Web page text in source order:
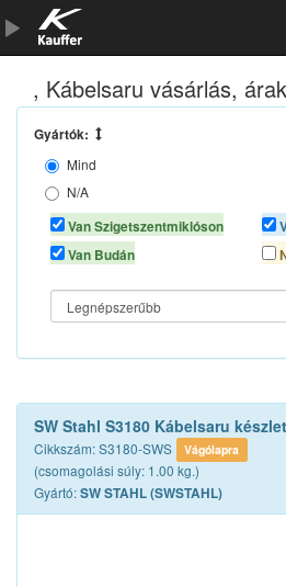
Szerszámkatalógus
Kosár
Alkatrészek
, Kábelsaru vásárlás, árak
Gyártók:
Mind
N/A
SW STAHL
Van Szigetszentmiklóson
Van Budán
SW Stahl S3180 Kábelsaru készlet
Cikkszám: S3180-SWS Vágólapra
(csomagolási súly: 1.00 kg.)
Gyártó:SW STAHL (SWSTAHL)